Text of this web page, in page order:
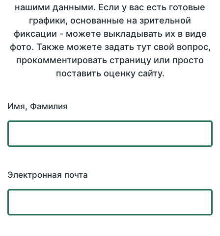
нашими данными. Если у вас есть готовые
графики, основанные на зрительной
фиксации - можете выкладывать их в виде
фото. Также можете задать тут свой вопрос,
прокомментировать страницу или просто
поставить оценку сайту.
Имя, Фамилия
Электронная почта